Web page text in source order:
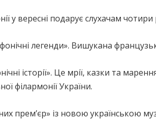
у вересні подарує слухачам
легенди». Вишукана
історії». Це мрії, казки та
філармонії України.
премʼєр» із новою українською